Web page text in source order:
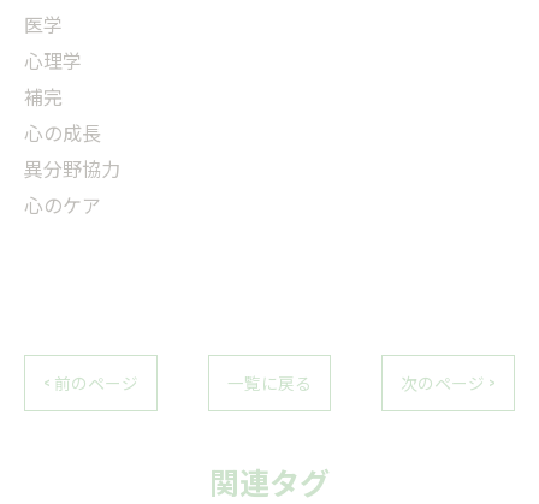
医学
心理学
補完
心の成長
異分野協力
心のケア
< 前のページ 一覧に戻る 次のページ >
関連タグ